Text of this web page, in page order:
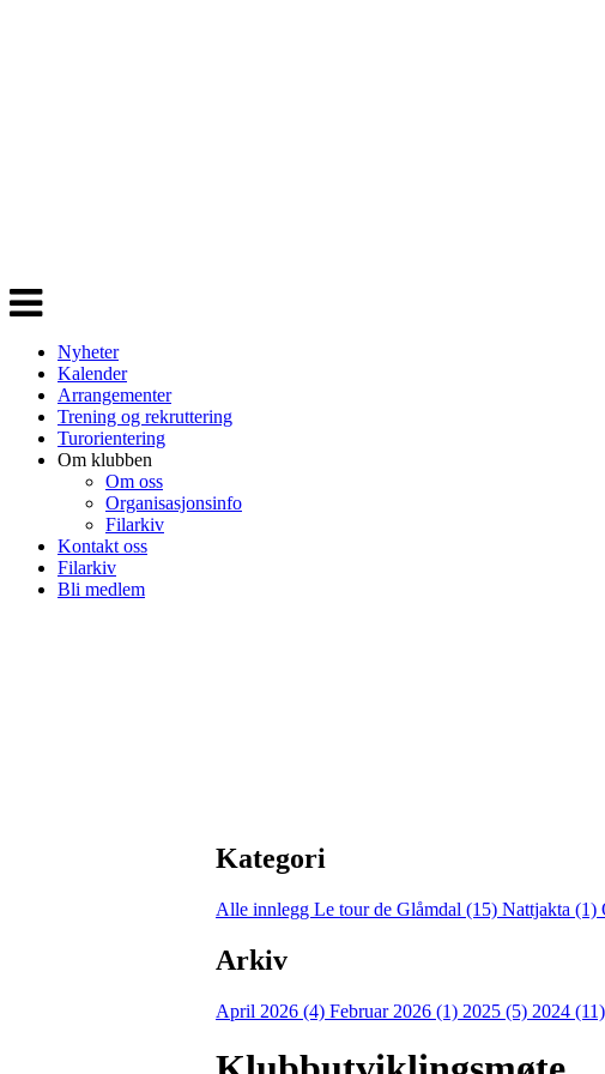
Veksle
navigasjon
Nyheter
Kalender
Arrangementer
Trening og rekruttering
Turorientering
Om klubben
Om oss
Organisasjonsinfo
Filarkiv
Kontakt oss
Filarkiv
Bli medlem
Kategori
Alle innlegg Le tour de Glåmdal (15) Nattjakta (1)
Arkiv
April 2026 (4) Februar 2026 (1) 2025 (5) 2024 (11)